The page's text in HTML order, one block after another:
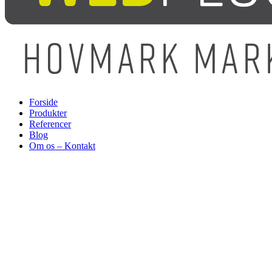
Forside
Produkter
Referencer
Blog
Om os – Kontakt